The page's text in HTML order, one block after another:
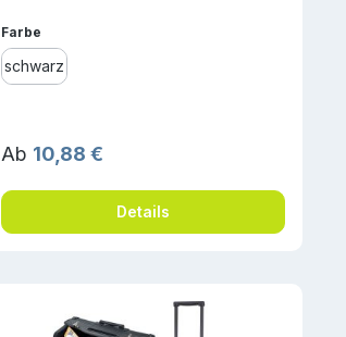
Farbeauswählen
schwarz
Regulärer Preis:
Ab 10,88 €
Details